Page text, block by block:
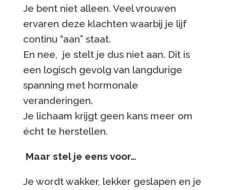
Je bent niet alleen. Veel vrouwen
ervaren deze klachten waarbij je lijf
continu “aan” staat.
En nee, je stelt je dus niet aan. Dit is
een logisch gevolg van langdurige
spanning met hormonale
veranderingen.
Je lichaam krijgt geen kans meer om
écht te herstellen.
Maar stel je eens voor…
Je wordt wakker, lekker geslapen en je